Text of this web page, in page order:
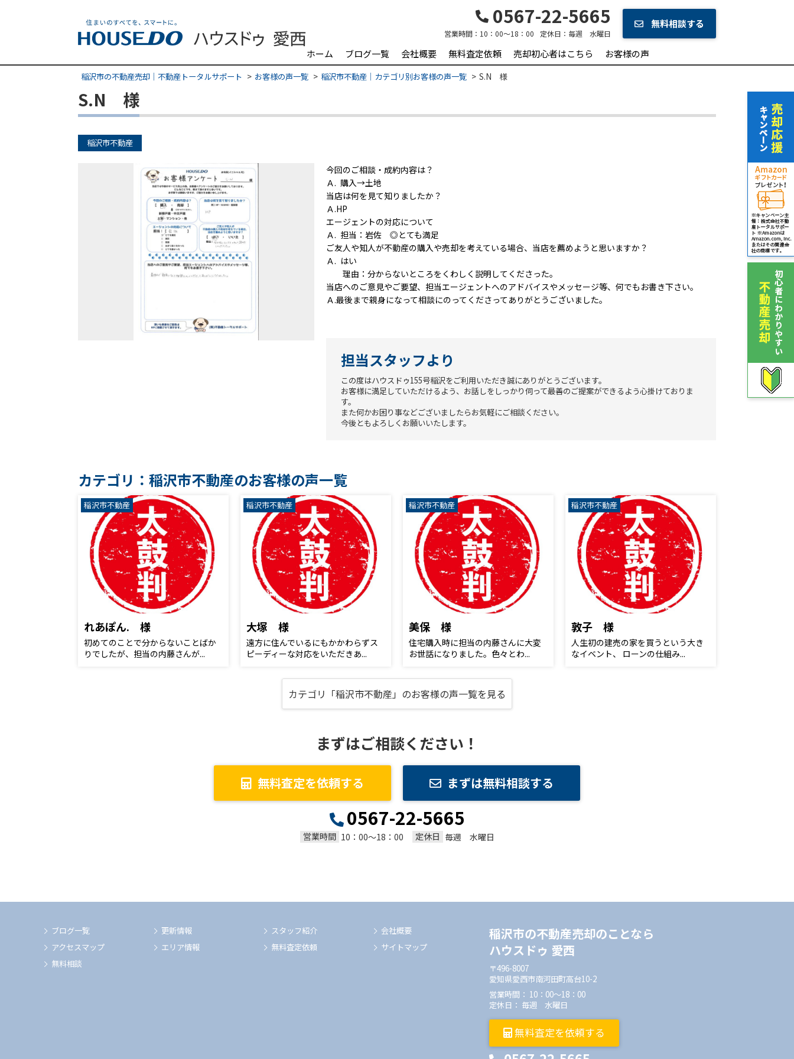
0567-22-5665
営業時間： 10：00～18：00 定休日： 毎週 水曜日
無料相談する
ホーム ブログ一覧 会社概要 無料査定依頼 売却初心者はこちら お客様の声
稲沢市の不動産売却｜不動産トータルサポート お客様の声一覧 稲沢市不動産｜カテゴリ別お客様の声一覧 S.N 様
S.N 様
稲沢市不動産
今回のご相談・成約内容は？
Ａ. 購入→土地
当店は何を見て知りましたか？
Ａ.HP
エージェントの対応について
Ａ. 担当：岩佐 ◎とても満足
ご友人や知人が不動産の購入や売却を考えている場合、当店を薦めようと思いますか？
Ａ. はい
理由：分からないところをくわしく説明してくださった。
当店へのご意見やご要望、担当エージェントへのアドバイスやメッセージ等、何でもお書き下さい。
Ａ.最後まで親身になって相談にのってくださってありがとうございました。
担当スタッフより
この度はハウスドゥ155号稲沢をご利用いただき誠にありがとうございます。
お客様に満足していただけるよう、お話しをしっかり伺って最善のご提案ができるよう心掛けておりま
す。
また何かお困り事などございましたらお気軽にご相談ください。
今後ともよろしくお願いいたします。
カテゴリ：稲沢市不動産のお客様の声一覧
稲沢市不動産
れあぽん. 様
初めてのことで分からないことばか
りでしたが、担当の内藤さんが...
稲沢市不動産
大塚 様
遠方に住んでいるにもかかわらずス
ピーディーな対応をいただきあ...
稲沢市不動産
美保 様
住宅購入時に担当の内藤さんに大変
お世話になりました。色々とわ...
稲沢市不動産
敦子 様
人生初の建売の家を買うという大き
なイベント、 ローンの仕組み...
カテゴリ「稲沢市不動産」のお客様の声一覧を見る
まずはご相談ください！
無料査定を依頼する まずは無料相談する
0567-22-5665
営業時間 10：00～18：00 定休日 毎週 水曜日
ブログ一覧
アクセスマップ
無料相談
更新情報
エリア情報
スタッフ紹介
無料査定依頼
会社概要
サイトマップ
稲沢市の不動産売却のことなら
ハウスドゥ 愛西
〒496-8007
愛知県愛西市南河田町高台10-2
営業時間： 10：00～18：00
定休日： 毎週 水曜日
無料査定を依頼する